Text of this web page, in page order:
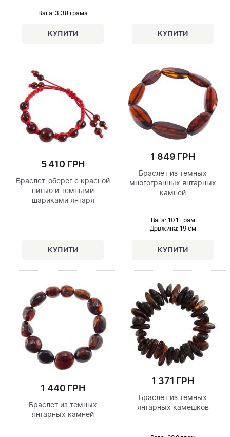
Вага: 3.38 грама
5 410 ГРН
Браслет-оберег с красной
нитью и темными
шариками янтаря
1 849 ГРН
Браслет из темных
многогранных янтарных
камней
Вага: 10.1 грам
Довжина: 19 см
1 440 ГРН
Браслет из темных
янтарных камней
1 371 ГРН
Браслет из тёмных
янтарных камешков